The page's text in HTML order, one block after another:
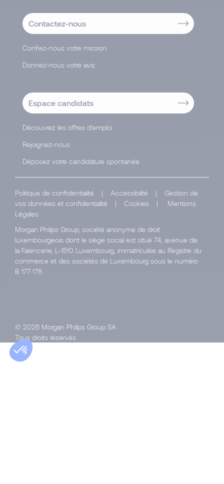
Contactez-nous
Confiez-nous votre mission
Donnez-nous votre avis
Espace candidats
Découvrez les offres d’emploi
Rejoignez-nous
Déposez votre candidature spontanée
Politique de confidentialité | Accessibilité |
Gestion de
vos données et confidentialité
| Cookies |
Mentions
Légales
Morgan Philips Group, société anonyme de droit
luxembourgeois dont le siège social est situé 74, avenue de
la Faïencerie, L-1510 Luxembourg, immatriculée au Registre du
commerce et des sociétés de Luxembourg sous le numéro
B 177 178.
© 2026 Morgan Philips Group SA
Tous droits réservés